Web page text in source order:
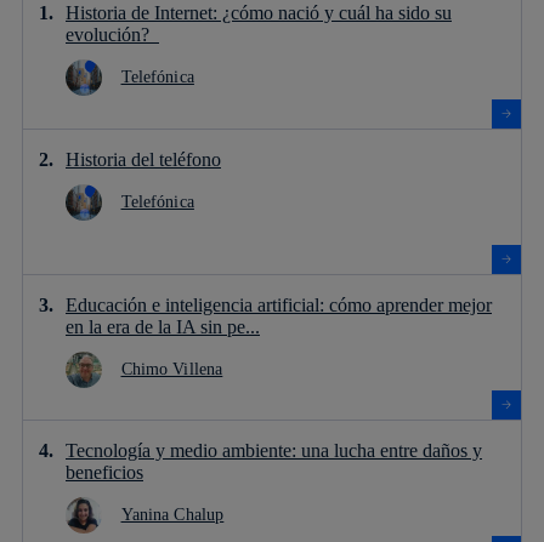
Historia de Internet: ¿cómo nació y cuál ha sido su
evolución?
Telefónica
Historia del teléfono
Telefónica
Educación e inteligencia artificial: cómo aprender mejor
en la era de la IA sin pe...
Chimo Villena
Tecnología y medio ambiente: una lucha entre daños y
beneficios
Yanina Chalup